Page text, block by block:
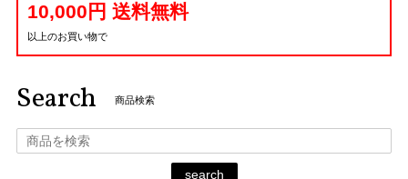
10,000円 送料無料
以上のお買い物で
Search 商品検索
search